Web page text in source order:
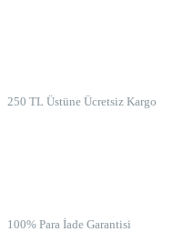
250 TL Üstüne Ücretsiz Kargo
100% Para İade Garantisi